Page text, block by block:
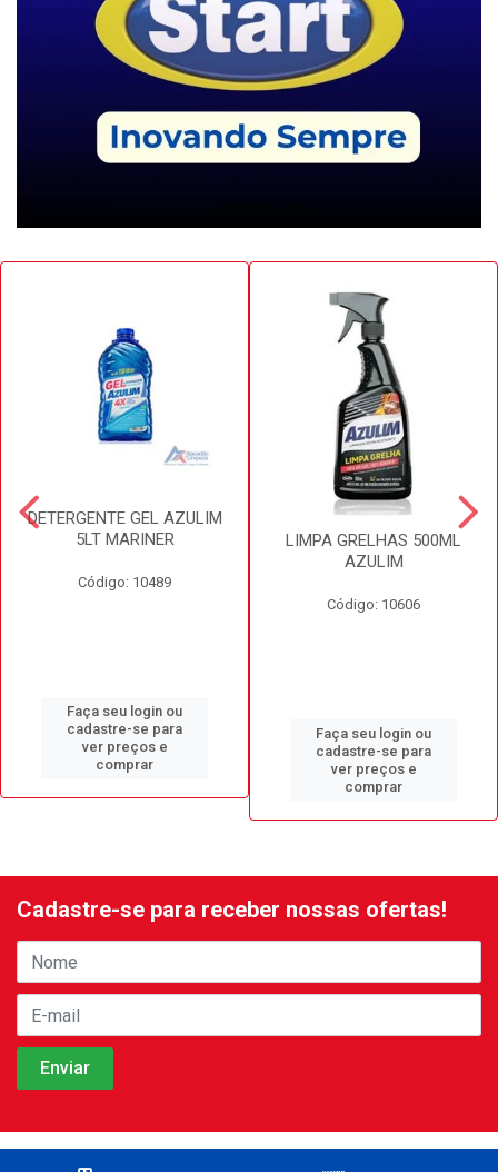
DETERGENTE GEL AZULIM
5LT MARINER
Código: 10489
Faça seu login ou
cadastre-se para
ver preços e
comprar
LIMPA GRELHAS 500ML
AZULIM
Código: 10606
Faça seu login ou
cadastre-se para
ver preços e
comprar
Cadastre-se para receber nossas ofertas!